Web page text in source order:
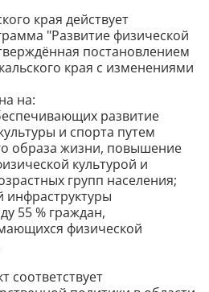
края действует
"Развитие физической
постановлением
края с изменениями
на:
развитие
и спорта путем
образа жизни, повышение
культурой и
групп населения;
инфраструктуры
55 % граждан,
физической
соответствует